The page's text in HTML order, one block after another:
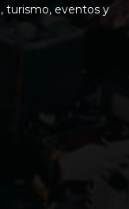
turismo, eventos y